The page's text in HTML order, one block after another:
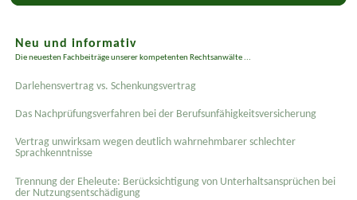
Neu und informativ
Die neuesten Fachbeiträge unserer kompetenten Rechtsanwälte ...
Darlehensvertrag vs. Schenkungsvertrag
Das Nachprüfungsverfahren bei der Berufsunfähigkeitsversicherung
Vertrag unwirksam wegen deutlich wahrnehmbarer schlechter
Sprachkenntnisse
Trennung der Eheleute: Berücksichtigung von Unterhaltsansprüchen bei
der Nutzungsentschädigung